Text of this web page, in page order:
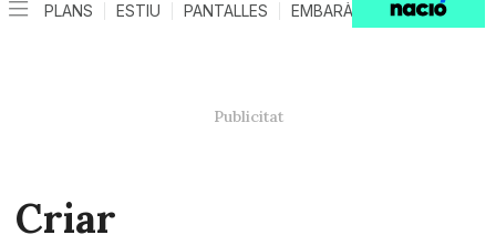
PLANS ESTIU PANTALLES EMBARÀS CRIANÇA
Criar